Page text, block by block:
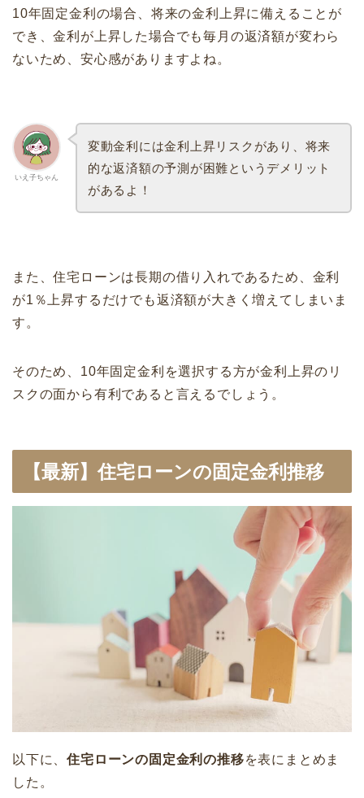
10年固定金利の場合、将来の金利上昇に備えることが
でき、金利が上昇した場合でも毎月の返済額が変わら
ないため、安心感がありますよね。
いえ子ちゃん
変動金利には金利上昇リスクがあり、将来
的な返済額の予測が困難というデメリット
があるよ！
また、住宅ローンは長期の借り入れであるため、金利
が1％上昇するだけでも返済額が大きく増えてしまいま
す。
そのため、10年固定金利を選択する方が金利上昇のリ
スクの面から有利であると言えるでしょう。
【最新】住宅ローンの固定金利推移
以下に、住宅ローンの固定金利の推移を表にまとめま
した。